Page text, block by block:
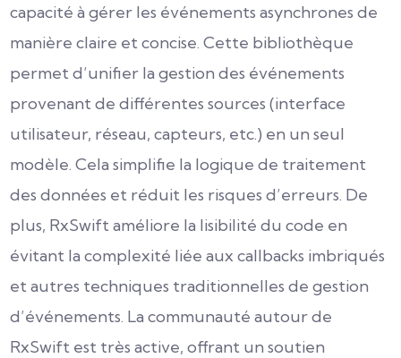
capacité à gérer les événements asynchrones de
manière claire et concise. Cette bibliothèque
permet d’unifier la gestion des événements
provenant de différentes sources (interface
utilisateur, réseau, capteurs, etc.) en un seul
modèle. Cela simplifie la logique de traitement
des données et réduit les risques d’erreurs. De
plus, RxSwift améliore la lisibilité du code en
évitant la complexité liée aux callbacks imbriqués
et autres techniques traditionnelles de gestion
d’événements. La communauté autour de
RxSwift est très active, offrant un soutien